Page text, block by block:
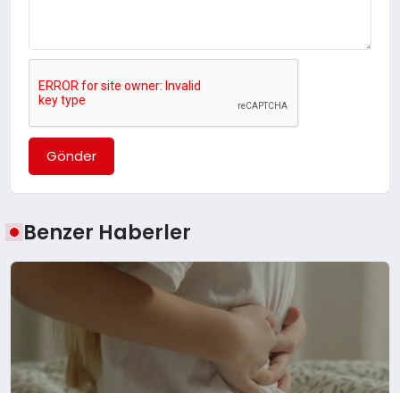
Gönder
Benzer Haberler